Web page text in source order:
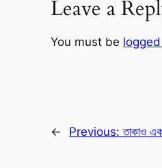
Leave a
You must be
← Previous:তাকাও